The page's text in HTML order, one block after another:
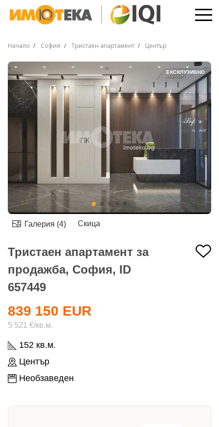
Начало София Тристаен апартамент Център
ЕКСКЛУЗИВНО
Галерия (4) Скица
Тристаен апартамент за
продажба, София, ID
657449
152 кв.м.
Център
Необзаведен
839 150 EUR
5 521 €/кв.м.